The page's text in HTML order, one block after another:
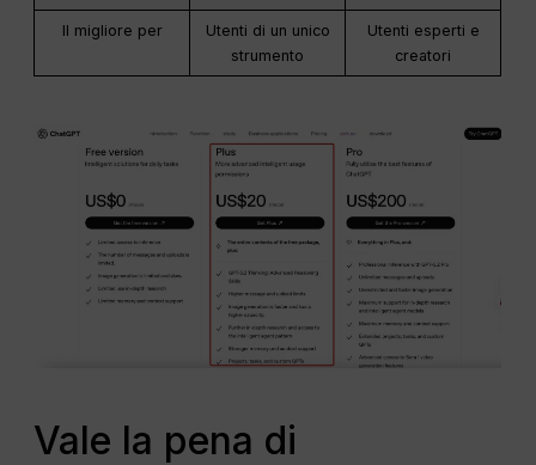
Il migliore per
Utenti di un unico
strumento
Utenti esperti e
creatori
Vale la pena di